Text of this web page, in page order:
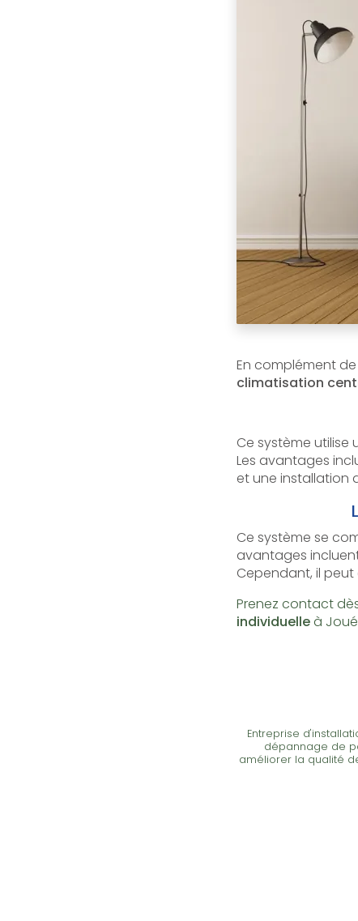
En complément
climatisation
Ce système utilise
Les avantages
et une installation
Ce système se
avantages
Cependant, il
Prenez contact
individuelleà
Entreprise
dépannage de
améliorer la qualité